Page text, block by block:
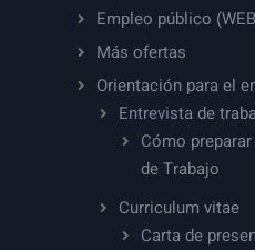
Empleo público
Más ofertas
Orientación para el
Entrevista de
Cómo
de Trabajo
Curriculum vitae
Carta de